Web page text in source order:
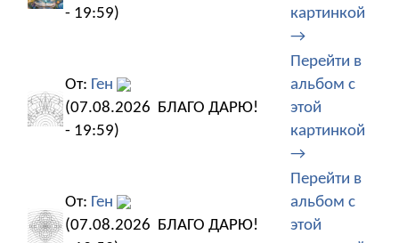
- 19:59)
картинкой
→
От: Ген
(07.08.2026
- 19:59)
БЛАГО ДАРЮ!
Перейти в
альбом с
этой
картинкой
→
От: Ген
(07.08.2026 БЛАГО ДАРЮ!
Перейти в
альбом с
этой